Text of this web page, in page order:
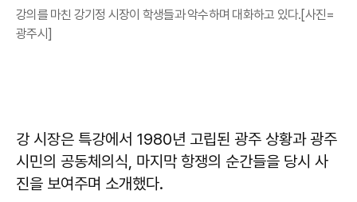
강의를 마친 강기정 시장이 학생들과 악수하며 대화하고 있다.[사진=
광주시]
강 시장은 특강에서 1980년 고립된 광주 상황과 광주
시민의 공동체의식, 마지막 항쟁의 순간들을 당시 사
진을 보여주며 소개했다.